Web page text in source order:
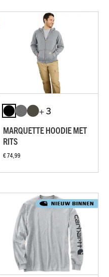
+ 3
MARQUETTE HOODIE MET
RITS
€ 74,99